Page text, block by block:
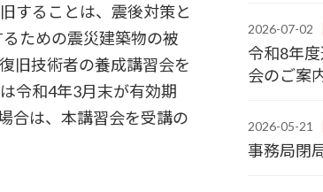
することは、震後対策と
ための震災建築物の被
旧技術者の養成講習会を
令和4年3月末が有効期
合は、本講習会を受講の
2026-07-02
令和8年
会のご案
2026-05-21
事務局閉